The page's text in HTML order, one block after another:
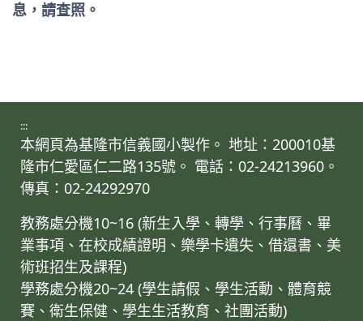
息，請查照。
:::
本網頁為基隆市信義國小製作。 地址：200010基
隆市仁愛區仁二路135號。 電話：02-24213960。
傳真：02-24292970
教務處分機10~16 (新生入學、轉學、行事曆、畢
業事項、在校成績證明、樂學卡遺失、借還書、美
術班招生及課程)
學務處分機20~24 (學生請假、學生活動、體育競
賽、衛生保健、學生生活教育、社團活動)